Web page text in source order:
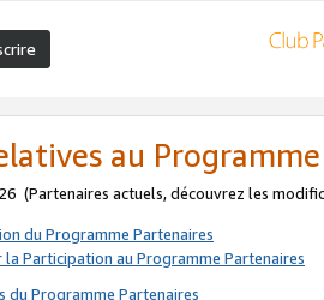
au
(Partenaires actuels, découvrez les
du Programme Partenaires
la Participation au Programme Partenaires
du Programme Partenaires